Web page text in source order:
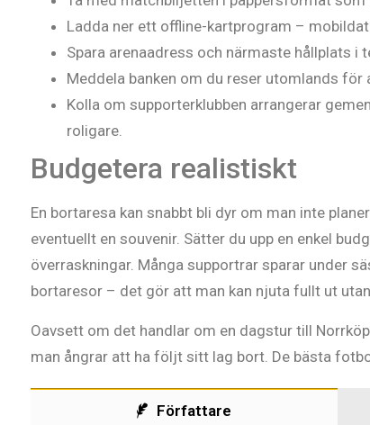
Ladda ner ett offline-kartprogram –
Spara arenaadress och närmaste hållplats i
Meddela banken om du reser utomlands
Kolla om supporterklubben arrangerar
roligare.
Budgetera realistiskt
En bortaresa kan snabbt bli dyr om man inte
eventuellt en souvenir. Sätter du upp en enkel
överraskningar. Många supportrar sparar under
bortaresor – det gör att man kan njuta fullt ut
Oavsett om det handlar om en dagstur till
man ångrar att ha följt sitt lag bort. De bästa
Författare